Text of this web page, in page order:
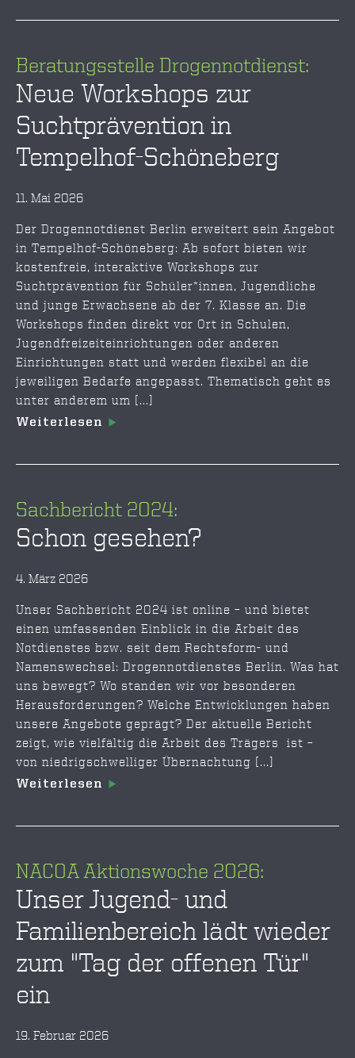
Beratungsstelle Drogennotdienst:
Neue Workshops zur
Suchtprävention in
Tempelhof-Schöneberg
11. Mai 2026
Der Drogennotdienst Berlin erweitert sein Angebot
in Tempelhof-Schöneberg: Ab sofort bieten wir
kostenfreie, interaktive Workshops zur
Suchtprävention für Schüler*innen, Jugendliche
und junge Erwachsene ab der 7. Klasse an. Die
Workshops finden direkt vor Ort in Schulen,
Jugendfreizeiteinrichtungen oder anderen
Einrichtungen statt und werden flexibel an die
jeweiligen Bedarfe angepasst. Thematisch geht es
unter anderem um [...]
Weiterlesen
Sachbericht 2024:
Schon gesehen?
4. März 2026
Unser Sachbericht 2024 ist online – und bietet
einen umfassenden Einblick in die Arbeit des
Notdienstes bzw. seit dem Rechtsform- und
Namenswechsel: Drogennotdienstes Berlin. Was hat
uns bewegt? Wo standen wir vor besonderen
Herausforderungen? Welche Entwicklungen haben
unsere Angebote geprägt? Der aktuelle Bericht
zeigt, wie vielfältig die Arbeit des Trägers ist –
von niedrigschwelliger Übernachtung [...]
Weiterlesen
NACOA Aktionswoche 2026:
Unser Jugend- und
Familienbereich lädt wieder
zum "Tag der offenen Tür"
ein
19. Februar 2026